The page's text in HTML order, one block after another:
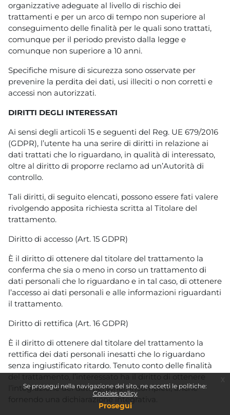
Se prosegui nella navigazione del sito, ne accetti le politiche:
Cookies policy
Prosegui
organizzative adeguate al livello di rischio dei
trattamenti e per un arco di tempo non superiore al
conseguimento delle finalità per le quali sono trattati,
comunque per il periodo previsto dalla legge e
comunque non superiore a 10 anni.
Specifiche misure di sicurezza sono osservate per
prevenire la perdita dei dati, usi illeciti o non corretti e
accessi non autorizzati.
DIRITTI DEGLI INTERESSATI
Ai sensi degli articoli 15 e seguenti del Reg. UE 679/2016
(GDPR), l’utente ha una serire di diritti in relazione ai
dati trattati che lo riguardano, in qualità di interessato,
oltre al diritto di proporre reclamo ad un’Autorità di
controllo.
Tali diritti, di seguito elencati, possono essere fati valere
rivolgendo apposita richiesta scritta al Titolare del
trattamento.
Diritto di accesso (Art. 15 GDPR)
È il diritto di ottenere dal titolare del trattamento la
conferma che sia o meno in corso un trattamento di
dati personali che lo riguardano e in tal caso, di ottenere
l’accesso ai dati personali e alle informazioni riguardanti
il trattamento.
Diritto di rettifica (Art. 16 GDPR)
È il diritto di ottenere dal titolare del trattamento la
rettifica dei dati personali inesatti che lo riguardano
senza ingiustificato ritardo. Tenuto conto delle finalità
l’integrazione dei dati personali incompleti, anche
fornendo una dichiarazione integrativa.